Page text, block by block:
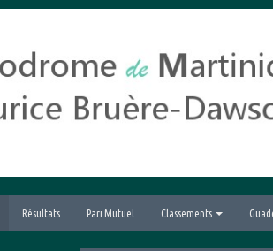
Résultats Pari Mutuel Classements